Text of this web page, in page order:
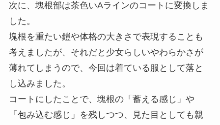
次に、塊根部は茶色いAラインのコートに変換しま
した。
塊根を重たい鎧や体格の大きさで表現することも
考えましたが、それだと少女らしいやわらかさが
薄れてしまうので、今回は着ている服として落と
し込みました。
コートにしたことで、塊根の「蓄える感じ」や
「包み込む感じ」を残しつつ、見た目としても親